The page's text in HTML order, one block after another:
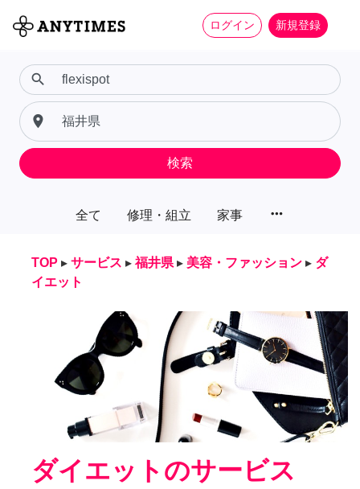
ログイン 新規登録
全て 修理・組立 家事 more_horiz
search
place
検索
TOP ▸ サービス ▸ 福井県 ▸ 美容・ファッション ▸ ダ
イエット
ダイエットのサービス